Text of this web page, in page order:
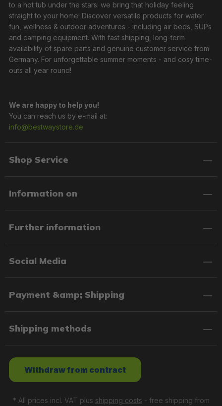
to a hot tub under the stars: we bring that holiday feeling
straight to your home! Discover versatile products for water
fun, wellness & outdoor adventures - including air beds, SUPs
and camping equipment. With fast shipping, long-term
availability of spare parts and genuine customer service from
Germany. For unforgettable summer moments - and cosy time-
outs all year round!
We are happy to help you!
You can reach us by e-mail at:
info@bestwaystore.de
Shop Service
Information on
Further information
Social Media
Payment &amp; Shipping
Shipping methods
Withdraw from contract
* All prices incl. VAT plus shipping costs - free shipping from